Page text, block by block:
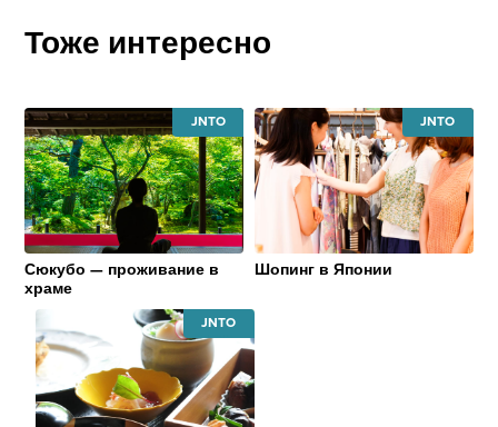
Тоже интересно
Сюкубо — проживание в
храме
JAPAN
NATIONAL
TOURISM
ORGANIZATION
Шопинг в Японии
JAPAN
NATIONAL
TOURISM
JAPAN
NATIONAL
TOURISM
ORGANIZATION